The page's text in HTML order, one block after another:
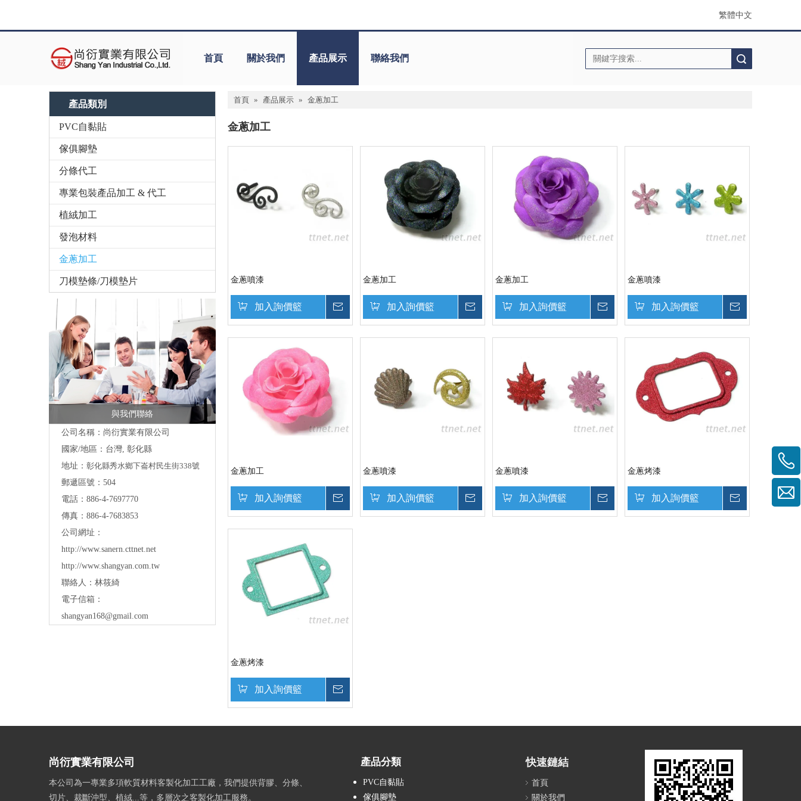
繁體中文
首頁 關於我們 產品展示 聯絡我們
產品類別
PVC自黏貼
傢俱腳墊
分條代工
專業包裝產品加工 & 代工
植絨加工
發泡材料
金蔥加工
刀模墊條/刀模墊片
與我們聯絡
公司名稱：尚衍實業有限公司
國家/地區：台灣, 彰化縣
地址： 彰化縣秀水鄉下崙村民生街338號
郵遞區號：504
電話：886-4-7697770
傳真：886-4-7683853
公司網址：
http://www.sanern.cttnet.net
http://www.shangyan.com.tw
聯絡人：林筱綺
電子信箱：
shangyan168@gmail.com
首頁 » 產品展示 » 金蔥加工
金蔥加工
金蔥噴漆
加入詢價籃
金蔥加工
加入詢價籃
金蔥加工
加入詢價籃
金蔥噴漆
加入詢價籃
金蔥加工
加入詢價籃
金蔥噴漆
加入詢價籃
金蔥噴漆
加入詢價籃
金蔥烤漆
加入詢價籃
金蔥烤漆
加入詢價籃
尚衍實業有限公司
本公司為一專業多項軟質材料客製化加工工廠，我們提供背膠、分條、
切片、裁斷沖型、植絨...等，多層次之客製化加工服務。
產品分類
PVC自黏貼
傢俱腳墊
快速鏈結
首頁
關於我們